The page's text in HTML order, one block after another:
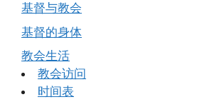
基督与教会
基督的身体
教会生活
教会访问
时间表